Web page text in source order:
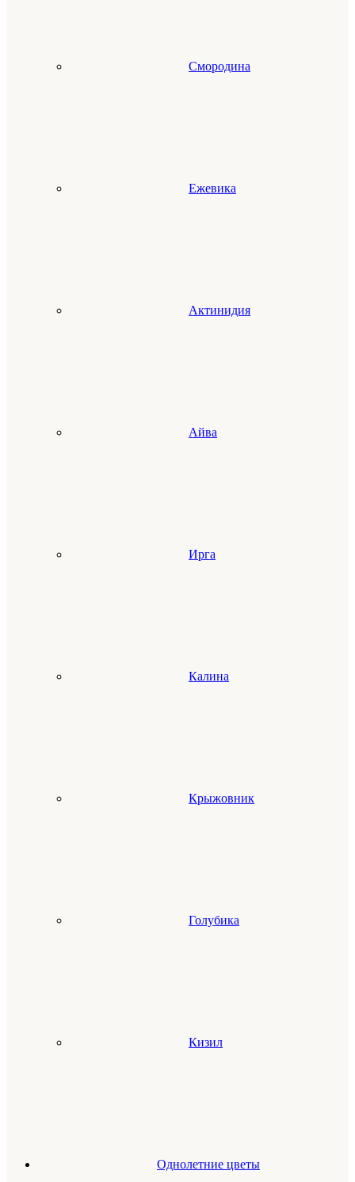
Смородина
Ежевика
Актинидия
Айва
Ирга
Калина
Крыжовник
Голубика
Кизил
Однолетние цветы